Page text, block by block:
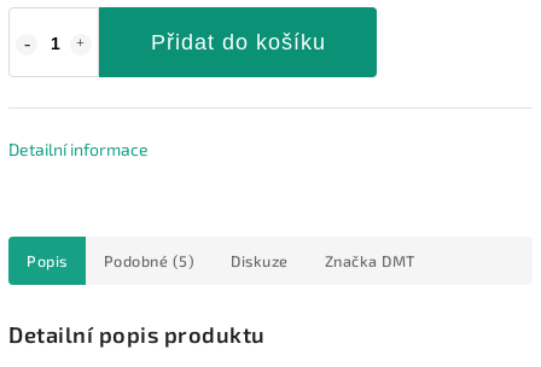
Přidat do košíku
Detailní informace
Popis Podobné (5) Diskuze Značka DMT
Detailní popis produktu